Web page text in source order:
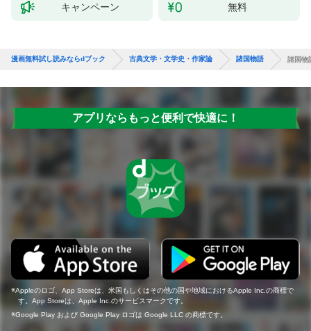
キャンペーン 無料
漫画無料試し読みならdブック 古典文学・文学史・作家論 諸国物語 諸国物
アプリならもっと便利で快適に！
Appleのロゴ、App Storeは、米国もしくはその他の国や地域におけるApple Inc.の商標で
す。App Storeは、Apple Inc.のサービスマークです。
Google Play および Google Play ロゴは Google LLC の商標です。